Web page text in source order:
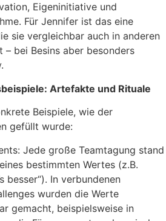
Eigeninitiative und
Für Jennifer ist das eine
sie vergleichbar auch in anderen
– bei Besins aber besonders
Artefakte und Rituale
Beispiele, wie der
gefüllt wurde:
Jede große Teamtagung stand
bestimmten Wertes (z.B.
besser“). In verbundenen
wurden die Werte
gemacht, beispielsweise in